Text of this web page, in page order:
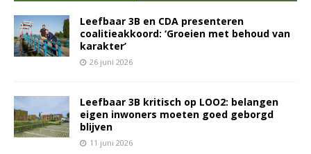
Leefbaar 3B en CDA presenteren
coalitieakkoord: ‘Groeien met behoud van
karakter’
26 juni 2026
Leefbaar 3B kritisch op LOO2: belangen
eigen inwoners moeten goed geborgd
blijven
11 juni 2026